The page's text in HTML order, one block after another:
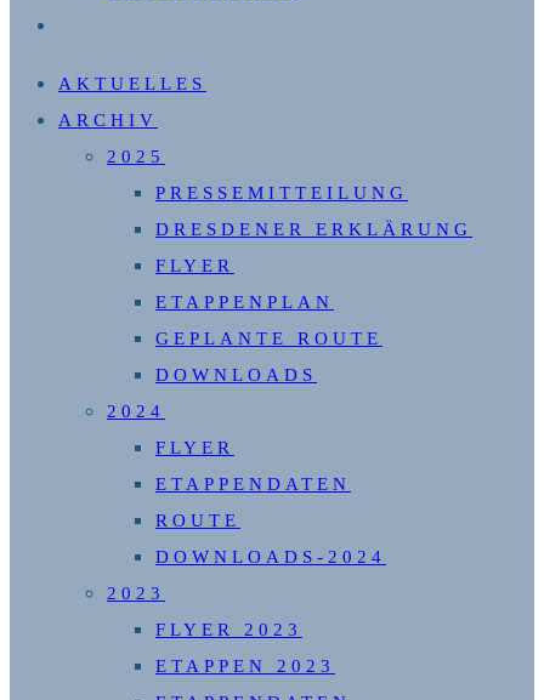
UMSCHALTEN
AKTUELLES
ARCHIV
2025
PRESSEMITTEILUNG
DRESDENER ERKLÄRUNG
FLYER
ETAPPENPLAN
GEPLANTE ROUTE
DOWNLOADS
2024
FLYER
ETAPPENDATEN
ROUTE
DOWNLOADS-2024
2023
FLYER 2023
ETAPPEN 2023